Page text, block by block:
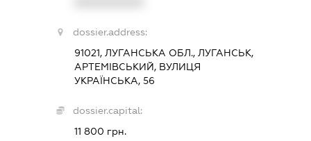
dossier.address:
91021, ЛУГАНСЬКА ОБЛ., ЛУГАНСЬК,
АРТЕМІВСЬКИЙ, ВУЛИЦЯ
УКРАЇНСЬКА, 56
dossier.capital:
11 800 грн.